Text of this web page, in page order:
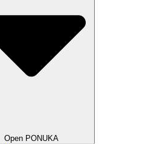
Open PONUKA